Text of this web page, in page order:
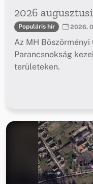
2026
Populáris hír 2026.
Az MH
Parancsnokság
területeken.